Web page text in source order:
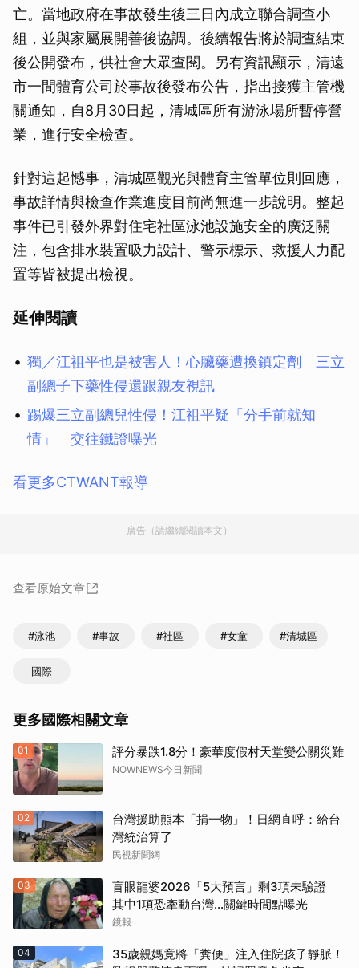
亡。當地政府在事故發生後三日內成立聯合調查小
組，並與家屬展開善後協調。後續報告將於調查結束
後公開發布，供社會大眾查閱。另有資訊顯示，清遠
市一間體育公司於事故後發布公告，指出接獲主管機
關通知，自8月30日起，清城區所有游泳場所暫停營
業，進行安全檢查。
針對這起憾事，清城區觀光與體育主管單位則回應，
事故詳情與檢查作業進度目前尚無進一步說明。整起
事件已引發外界對住宅社區泳池設施安全的廣泛關
注，包含排水裝置吸力設計、警示標示、救援人力配
置等皆被提出檢視。
延伸閱讀
獨／江祖平也是被害人！心臟藥遭換鎮定劑 三立
副總子下藥性侵還跟親友視訊
踢爆三立副總兒性侵！江祖平疑「分手前就知
情」 交往鐵證曝光
看更多CTWANT報導
廣告（請繼續閱讀本文）
查看原始文章
#泳池 #事故 #社區 #女童 #清城區
國際
更多國際相關文章
01 評分暴跌1.8分！豪華度假村天堂變公關災難
NOWNEWS今日新聞
02
台灣援助熊本「捐一物」！日網直呼：給台
灣統治算了
民視新聞網
03
盲眼龍婆2026「5大預言」剩3項未驗證
其中1項恐牽動台灣...關鍵時間點曝光
鏡報
04
35歲親媽竟將「糞便」注入住院孩子靜脈！